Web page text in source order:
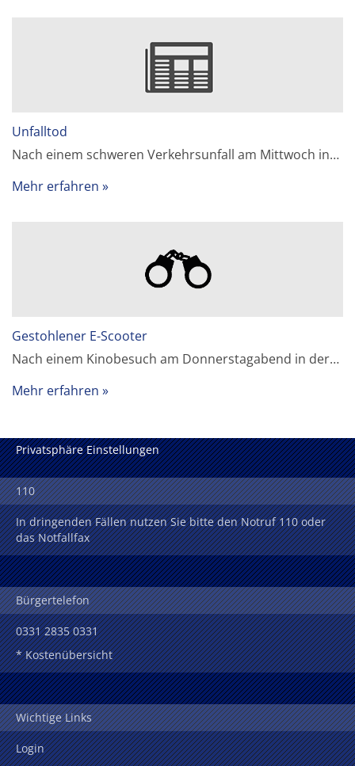
Unfalltod
Nach einem schweren Verkehrsunfall am Mittwoch in…
Mehr erfahren
Gestohlener E-Scooter
Nach einem Kinobesuch am Donnerstagabend in der…
Mehr erfahren
Privatsphäre Einstellungen
110
In dringenden Fällen nutzen Sie bitte den Notruf 110 oder
das Notfallfax
Bürgertelefon
0331 2835 0331
* Kostenübersicht
Wichtige Links
Login